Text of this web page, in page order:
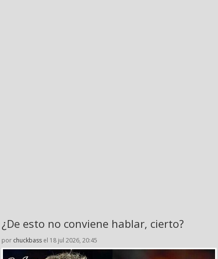
¿De esto no conviene hablar, cierto?
por chuckbass el 18 jul 2026, 20:45